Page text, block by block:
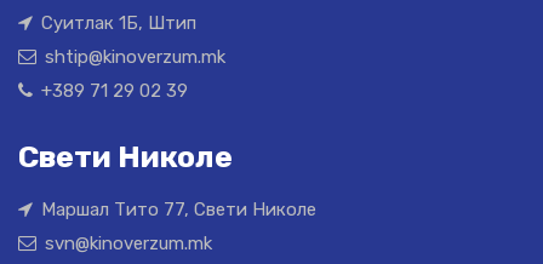
Суитлак 1Б, Штип
shtip@kinoverzum.mk
+389 71 29 02 39
Свети Николе
Маршал Тито 77, Свети Николе
svn@kinoverzum.mk